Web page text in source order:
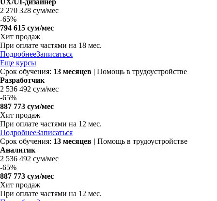
UX/UI-дизайнер
2 270 328 сум/мес
-65%
794 615 сум/мес
Хит продаж
При оплате частями на 18 мес.
ПодробнееЗаписаться
Еще курсы
Срок обучения: 13 месяцев | Помощь в трудоустройстве
Разработчик
2 536 492 сум/мес
-65%
887 773 сум/мес
Хит продаж
При оплате частями на 12 мес.
ПодробнееЗаписаться
Срок обучения: 13 месяцев | Помощь в трудоустройстве
Аналитик
2 536 492 сум/мес
-65%
887 773 сум/мес
Хит продаж
При оплате частями на 12 мес.